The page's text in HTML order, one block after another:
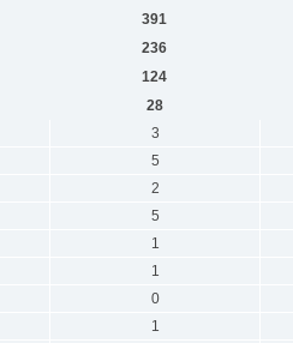
391
236
124
28
3
5
2
5
1
1
0
1